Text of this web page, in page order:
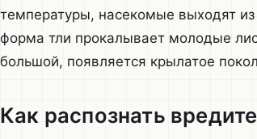
температуры, насекомые выходят
форма тли прокалывает молодые
большой, появляется крылатое
Как распознать